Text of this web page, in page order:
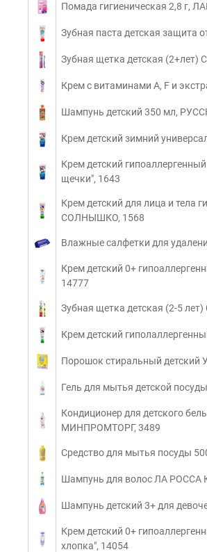
Помада гигиеническая 2,8 г,
Зубная паста детская защита
Зубная щетка детская (2+лет)
Крем с витаминами A, F и
Шампунь детский 350 мл,
Крем детский зимний
Крем детский
щечки", 1643
Крем детский для лица и тела
СОЛНЫШКО, 1568
Влажные салфетки для
Крем детский 0+
14777
Зубная щетка детская (2-5 лет)
Крем детский
Порошок стиральный
Гель для мытья детской
Кондиционер для детского
МИНПРОМТОРГ, 3489
Средство для мытья посуды
Шампунь для волос ЛА РОССА
Шампунь детский 3+ для
Крем детский 0+
хлопка", 14054